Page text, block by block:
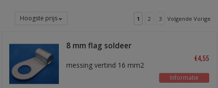
Hoogste prijs 1 2 3 Volgende Vorige
8 mm flag soldeer
messing vertind 16 mm2
€4,55
Informatie